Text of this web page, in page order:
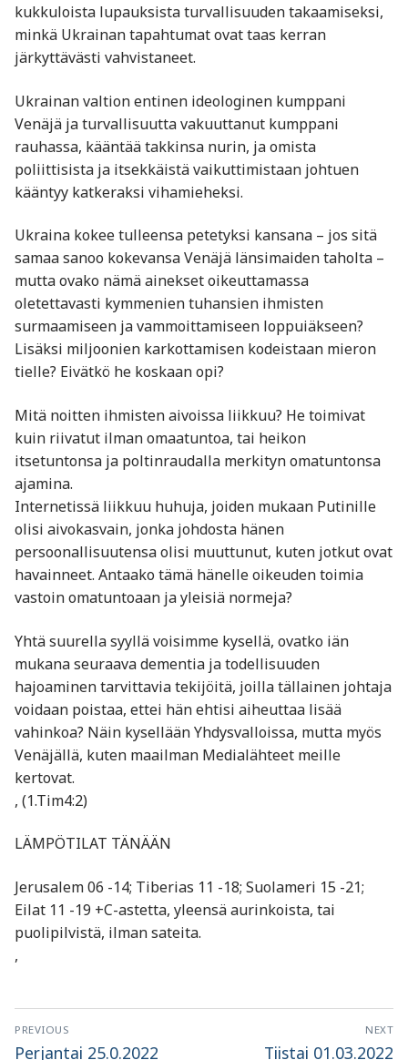
kukkuloista lupauksista turvallisuuden takaamiseksi,
minkä Ukrainan tapahtumat ovat taas kerran
järkyttävästi vahvistaneet.
Ukrainan valtion entinen ideologinen kumppani
Venäjä ja turvallisuutta vakuuttanut kumppani
rauhassa, kääntää takkinsa nurin, ja omista
poliittisista ja itsekkäistä vaikuttimistaan johtuen
kääntyy katkeraksi vihamieheksi.
Ukraina kokee tulleensa petetyksi kansana – jos sitä
samaa sanoo kokevansa Venäjä länsimaiden taholta –
mutta ovako nämä ainekset oikeuttamassa
oletettavasti kymmenien tuhansien ihmisten
surmaamiseen ja vammoittamiseen loppuiäkseen?
Lisäksi miljoonien karkottamisen kodeistaan mieron
tielle? Eivätkö he koskaan opi?
Mitä noitten ihmisten aivoissa liikkuu? He toimivat
kuin riivatut ilman omaatuntoa, tai heikon
itsetuntonsa ja poltinraudalla merkityn omatuntonsa
ajamina.
Internetissä liikkuu huhuja, joiden mukaan Putinille
olisi aivokasvain, jonka johdosta hänen
persoonallisuutensa olisi muuttunut, kuten jotkut ovat
havainneet. Antaako tämä hänelle oikeuden toimia
vastoin omatuntoaan ja yleisiä normeja?
Yhtä suurella syyllä voisimme kysellä, ovatko iän
mukana seuraava dementia ja todellisuuden
hajoaminen tarvittavia tekijöitä, joilla tällainen johtaja
voidaan poistaa, ettei hän ehtisi aiheuttaa lisää
vahinkoa? Näin kysellään Yhdysvalloissa, mutta myös
Venäjällä, kuten maailman Medialähteet meille
kertovat.
, (1.Tim4:2)
LÄMPÖTILAT TÄNÄÄN
Jerusalem 06 -14; Tiberias 11 -18; Suolameri 15 -21;
Eilat 11 -19 +C-astetta, yleensä aurinkoista, tai
puolipilvistä, ilman sateita.
,
Artikkelien
PREVIOUS
Previous
Perjantai 25.0.2022
NEXT
Next
Tiistai 01.03.2022